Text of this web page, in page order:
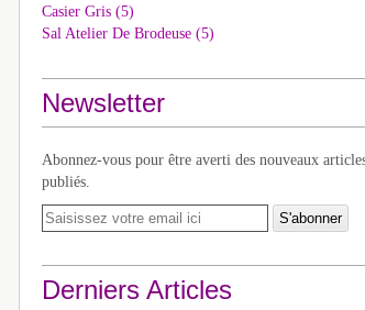
Casier Gris (5)
Sal Atelier De Brodeuse (5)
Newsletter
Abonnez-vous pour être averti des nouveaux
publiés.
Derniers Articles